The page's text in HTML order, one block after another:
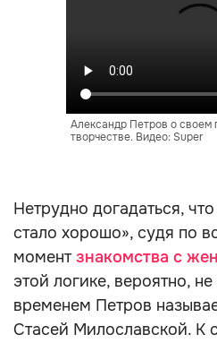
Александр Петров о своем
творчестве. Видео: Super
Нетрудно догадаться,
стало хорошо», судя по
моментзнакомства с
этой логике, вероятно,
временем Петров
Стасей Милославской. К